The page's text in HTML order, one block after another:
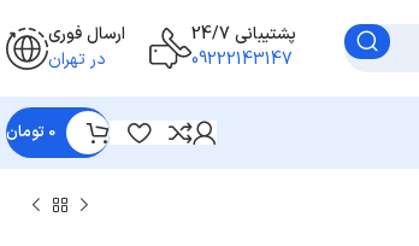
پشتیبانی 24/7
09222143147
ارسال فوری
در تهران
0 تومان